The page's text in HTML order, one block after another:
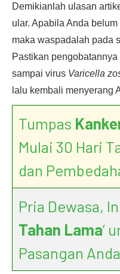
Demikianlah ulasan
ular. Apabila Anda
maka waspadalah pada
Pastikan
sampai virus Varicella
lalu kembali menyerang
Tumpas
Mulai 30 Hari
dan
Pria Dewasa,
Tahan Lama’
Pasangan